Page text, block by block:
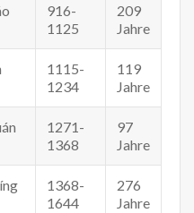
916-
1125
209
Jahre
1115-
1234
119
Jahre
1271-
1368
97
Jahre
1368-
1644
276
Jahre